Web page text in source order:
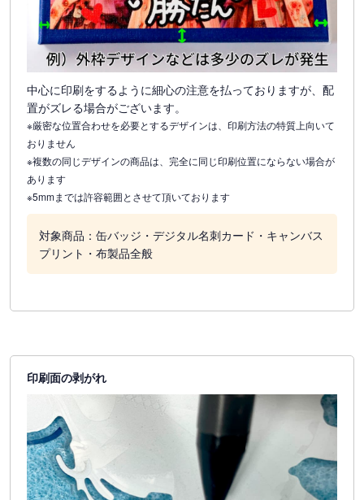
中心に印刷をするように細心の注意を払っておりますが、配
置がズレる場合がございます。
※厳密な位置合わせを必要とするデザインは、印刷方法の特質上向いて
おりません
※複数の同じデザインの商品は、完全に同じ印刷位置にならない場合が
あります
※5mmまでは許容範囲とさせて頂いております
対象商品：缶バッジ・デジタル名刺カード・キャンバス
プリント・布製品全般
印刷面の剥がれ